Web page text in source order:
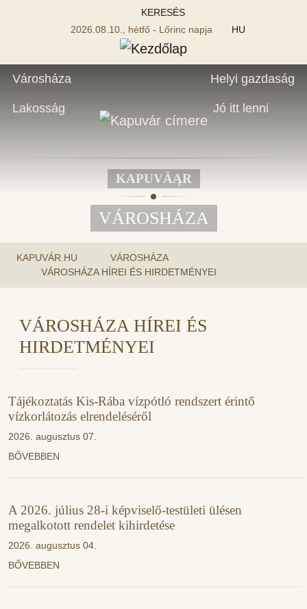
KERESÉS
2026.08.10., hétfő - Lőrinc napja
HU
Városháza
Lakosság
Helyi gazdaság
Jó itt lenni
KAPUVĂĄR
VÁROSHÁZA
KAPUVÁR.HU
VÁROSHÁZA
VÁROSHÁZA HÍREI ÉS HIRDETMÉNYEI
VÁROSHÁZA HÍREI ÉS
HIRDETMÉNYEI
Tájékoztatás Kis-Rába vízpótló rendszert érintő
vízkorlátozás elrendeléséről
2026. augusztus 07.
BŐVEBBEN
A 2026. július 28-i képviselő-testületi ülésen
megalkotott rendelet kihirdetése
2026. augusztus 04.
BŐVEBBEN